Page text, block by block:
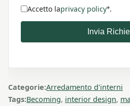
Accetto laprivacy policy*.
Invia
Categorie:Arredamento d'interni
Tags:Becoming, interior design,